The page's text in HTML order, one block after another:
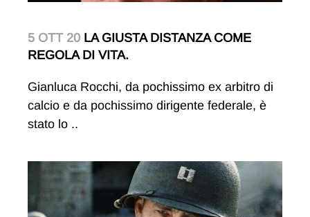
5 OTT 20 LA GIUSTA DISTANZA COME
REGOLA DI VITA.
Gianluca Rocchi, da pochissimo ex arbitro di
calcio e da pochissimo dirigente federale, è
stato lo ..